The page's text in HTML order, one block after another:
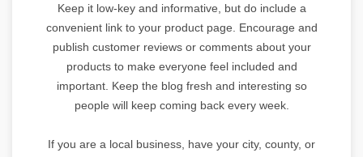
Keep it low-key and informative, but do include a
convenient link to your product page. Encourage and
publish customer reviews or comments about your
products to make everyone feel included and
important. Keep the blog fresh and interesting so
people will keep coming back every week.
If you are a local business, have your city, county, or